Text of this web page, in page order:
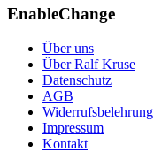
EnableChange
Über uns
Über Ralf Kruse
Datenschutz
AGB
Widerrufsbelehrung
Impressum
Kontakt